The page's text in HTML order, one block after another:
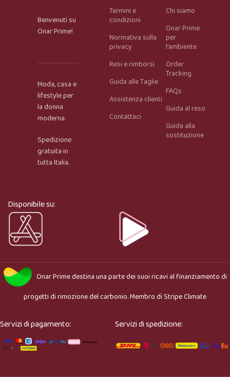
Onar AI Assistant
Benvenuti su
Onar Prime!
Moda, casa e
lifestyle per
la donna
moderna.
Spedizione
gratuita in
tutta Italia.
Termini e
condizioni
Normativa sulla
privacy
Resi e rimborsi
Guida alle Taglie
Assistenza clienti
Contattaci
Chi siamo
Onar Prime
per
l'ambiente
Order
Tracking
FAQs
Guida al reso
Guida alla
sostituzione
Disponibile su:
Onar Primedestina una parte dei suoi ricavi al finanziamento di
progetti di rimozione del carbonio. Membro diStripe Climate
Servizi di pagamento: Servizi di spedizione: